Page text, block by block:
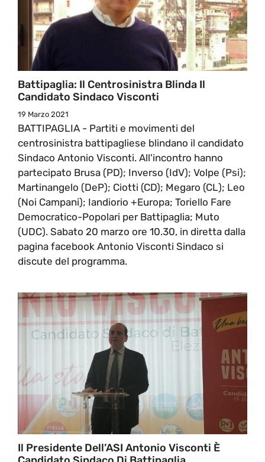
Battipaglia: Il Centrosinistra Blinda Il
Candidato Sindaco Visconti
19 Marzo 2021
BATTIPAGLIA - Partiti e movimenti del
centrosinistra battipagliese blindano il candidato
Sindaco Antonio Visconti. All'incontro hanno
partecipato Brusa (PD); Inverso (IdV); Volpe (Psi);
Martinangelo (DeP); Ciotti (CD); Megaro (CL); Leo
(Noi Campani); Iandiorio +Europa; Toriello Fare
Democratico-Popolari per Battipaglia; Muto
(UDC). Sabato 20 marzo ore 10.30, in diretta dalla
pagina facebook Antonio Visconti Sindaco si
discute del programma.
Il Presidente Dell’ASI Antonio Visconti È